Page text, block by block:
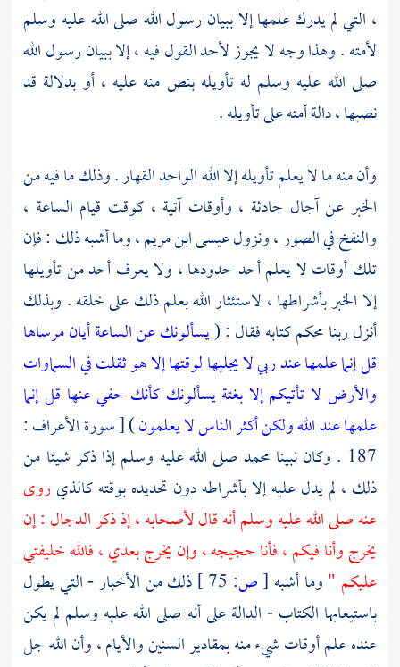
، التي لم يدرك علمها إلا ببيان رسول الله صلى الله عليه وسلم
لأمته . وهذا وجه لا يجوز لأحد القول فيه ، إلا ببيان رسول الله
صلى الله عليه وسلم له تأويله بنص منه عليه ، أو بدلالة قد
نصبها ، دالة أمته على تأويله .
وأن منه ما لا يعلم تأويله إلا الله الواحد القهار . وذلك ما فيه من
الخبر عن آجال حادثة ، وأوقات آتية ، كوقت قيام الساعة ،
والنفخ في الصور ، ونزولعيسى ابن مريم ،وما أشبه ذلك : فإن
تلك أوقات لا يعلم أحد حدودها ، ولا يعرف أحد من تأويلها
إلا الخبر بأشراطها ، لاستئثار الله بعلم ذلك على خلقه . وبذلك
أنزل ربنا محكم كتابه فقال : (يسألونك عن الساعة أيان مرساها
قل إنما علمها عند ربي لا يجليها لوقتها إلا هو ثقلت في السماوات
والأرض لا تأتيكم إلا بغتة يسألونك كأنك حفي عنها قل إنما
علمها عند الله ولكن أكثر الناس لا يعلمون) [ سورة الأعراف :
187 . وكان نبينا
محمد صلى الله عليه وسلم إذا ذكر شيئا من
ذلك ، لم يدل عليه إلا بأشراطه دون تحديده بوقته كالذيروى
عنه صلى الله عليه وسلم أنه قال لأصحابه ، إذ ذكر الدجال : إن
يخرج وأنا فيكم ، فأنا حجيجه ، وإن يخرج بعدي ، فالله خليفتي
عليكم "وما أشبه [ص:
ذلك من الأخبار - التي يطول
باستيعابها الكتاب - الدالة على أنه صلى الله عليه وسلم لم يكن
عنده علم أوقات شيء منه بمقادير السنين والأيام ، وأن الله جل